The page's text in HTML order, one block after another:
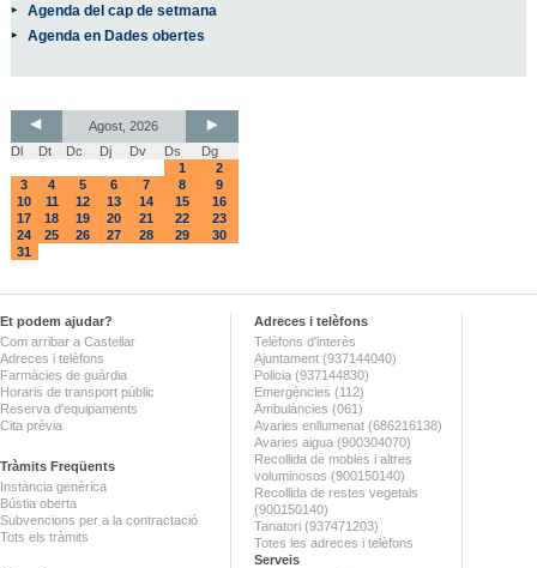
Agenda del cap de setmana
Agenda en Dades obertes
Agost, 2026
Dl
Dt Dc Dj Dv Ds
Dg
1
2
3
4 5 6 7 8
9
10
11 12 13 14 15
16
17
18 19 20 21 22
23
24
25 26 27 28 29
30
31
Et podem ajudar?
Com arribar a Castellar
Adreces i telèfons
Farmàcies de guàrdia
Horaris de transport públic
Reserva d'equipaments
Cita prèvia
Tràmits Freqüents
Instància genèrica
Bústia oberta
Subvencions per a la contractació
Tots els tràmits
Adreces i telèfons
Telèfons d'interès
Ajuntament (937144040)
Policia (937144830)
Emergències (112)
Ambulàncies (061)
Avaries enllumenat (686216138)
Avaries aigua (900304070)
Recollida de mobles i altres
voluminosos (900150140)
Recollida de restes vegetals
(900150140)
Tanatori (937471203)
Totes les adreces i telèfons
Serveis